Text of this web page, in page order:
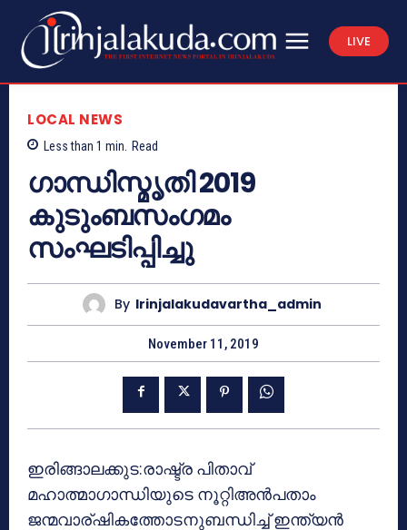
LIVE
LOCAL NEWS
Less than 1 min. Read
ഗാന്ധിസ്മൃതി 2019
കുടുംബസംഗമം
സംഘടിപ്പിച്ചു
By Irinjalakudavartha_admin
November 11, 2019
ഇരിങ്ങാലക്കുട:രാഷ്ട്ര പിതാവ്
മഹാത്മാഗാന്ധിയുടെ നൂറ്റിഅന്‍പതാം
ജന്മവാര്ഷികത്തോടനുബന്ധിച്ച് ഇന്ത്യന്‍